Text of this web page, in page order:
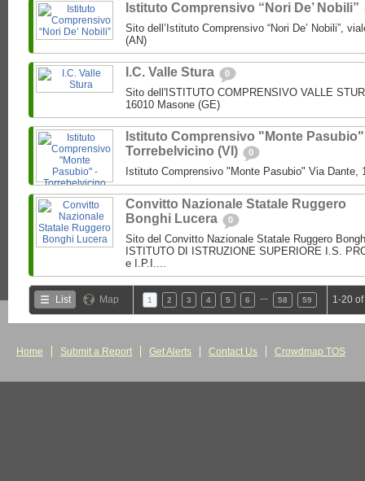
Istituto Comprensivo “Nori De’ Nobili”
Sito dell’Istituto Comprensivo “Nori De’ Nobili”,
(AN)
I.C. Valle Stura 0
Sito dell'ISTITUTO COMPRENSIVO VALLE
16010 Masone (GE)
Istituto Comprensivo "Monte
Torrebelvicino (VI)
0
Istituto Comprensivo "Monte Pasubio" Via Dante,
Convitto Nazionale Statale Ruggero
Bonghi Lucera
0
Sito del Convitto Nazionale Statale Ruggero
ISTITUTO DI ISTRUZIONE SUPERIORE I.S.
e I.P.I....
List Map 1 2 3 4 5 6 58 59 1-20
Home Submit a Report Get Alerts Contact Us Crowdmap TOS